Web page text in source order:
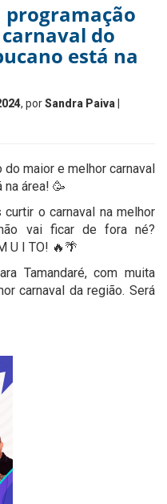
programação
do
está na
, porSandra Paiva
do maior e melhor carnaval
área! 🥳
o carnaval na melhor
vai ficar de fora né?
U I TO! 🔥🌴
Tamandaré, com muita
carnaval da região. Será